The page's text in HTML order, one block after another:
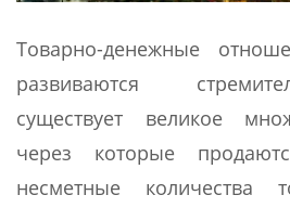
Товарно-денежные
развиваются
существует великое
через которые
несметные количества